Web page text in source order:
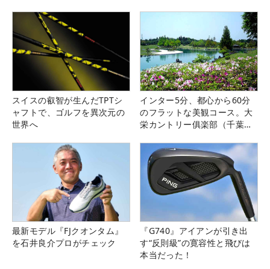
スイスの叡智が生んだTPTシ
ャフトで、ゴルフを異次元の
世界へ
インター5分、都心から60分
のフラットな美観コース。大
栄カントリー俱楽部（千葉
最新モデル『FJクオンタム』
を石井良介プロがチェック
『G740』アイアンが引き出
す“反則級”の寛容性と飛びは
本当だった！